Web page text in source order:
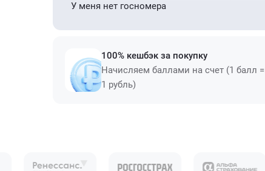
У меня нет госномера
100% кешбэк за покупку
Начисляем баллами на счет (1 балл =
1 рубль)